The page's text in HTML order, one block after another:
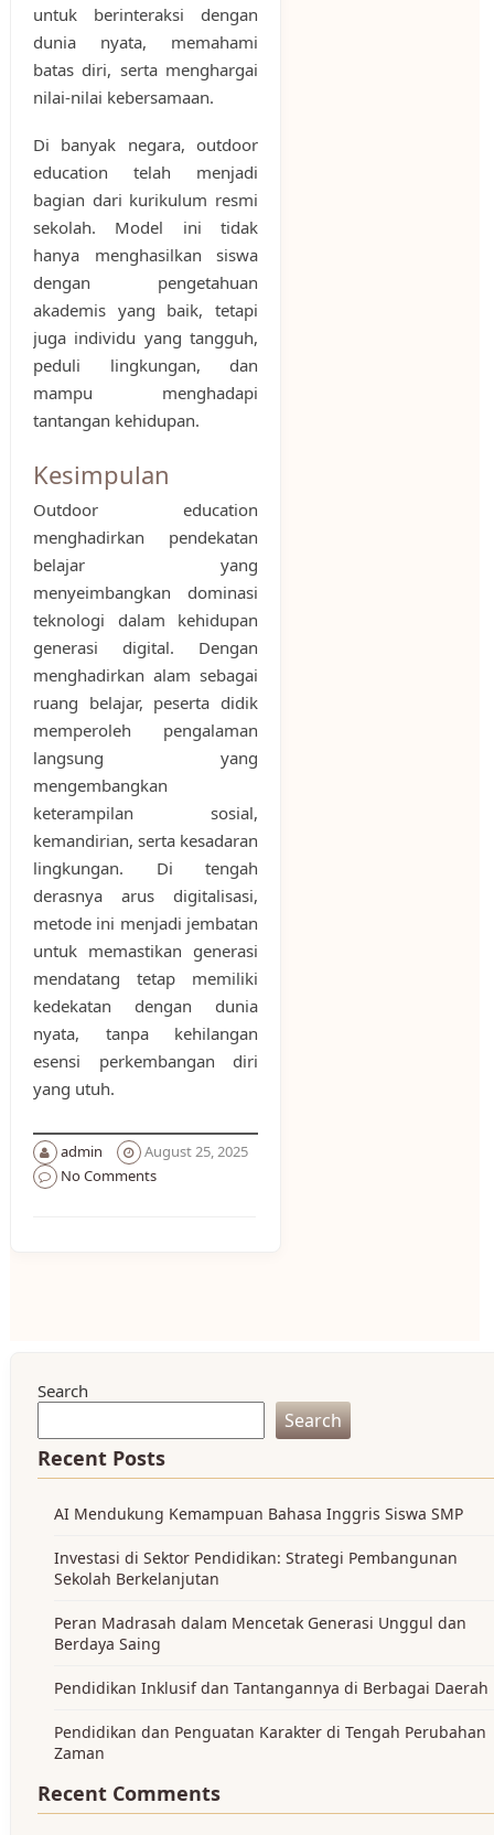
untuk berinteraksi dengan
dunia nyata, memahami
batas diri, serta menghargai
nilai-nilai kebersamaan.
Di banyak negara, outdoor
education telah menjadi
bagian dari kurikulum resmi
sekolah. Model ini tidak
hanya menghasilkan siswa
dengan pengetahuan
akademis yang baik, tetapi
juga individu yang tangguh,
peduli lingkungan, dan
mampu menghadapi
tantangan kehidupan.
Kesimpulan
Outdoor education
menghadirkan pendekatan
belajar yang
menyeimbangkan dominasi
teknologi dalam kehidupan
generasi digital. Dengan
menghadirkan alam sebagai
ruang belajar, peserta didik
memperoleh pengalaman
langsung yang
mengembangkan
keterampilan sosial,
kemandirian, serta kesadaran
lingkungan. Di tengah
derasnya arus digitalisasi,
metode ini menjadi jembatan
untuk memastikan generasi
mendatang tetap memiliki
kedekatan dengan dunia
nyata, tanpa kehilangan
esensi perkembangan diri
yang utuh.
admin
August 25, 2025
No Comments
Search
Search
Recent Posts
AI Mendukung Kemampuan Bahasa Inggris Siswa SMP
Investasi di Sektor Pendidikan: Strategi Pembangunan
Sekolah Berkelanjutan
Peran Madrasah dalam Mencetak Generasi Unggul dan
Berdaya Saing
Pendidikan Inklusif dan Tantangannya di Berbagai Daerah
Pendidikan dan Penguatan Karakter di Tengah Perubahan
Zaman
Recent Comments